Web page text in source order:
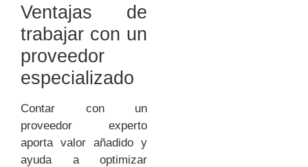
Ventajas de
trabajar con un
proveedor
especializado
Contar con un
proveedor experto
aporta valor añadido y
ayuda a optimizar